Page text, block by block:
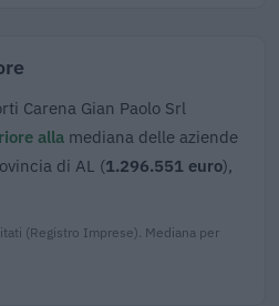
Carena Gian Paolo Srl
alla mediana delle aziende
di AL (1.296.551 euro),
(Registro Imprese). Mediana per